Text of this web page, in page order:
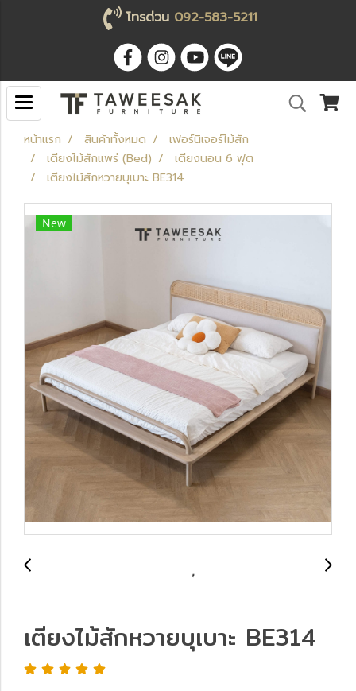
โทรด่วน 092-583-5211
หน้าแรก สินค้าทั้งหมด
เฟอร์นิเจอร์ไม้สัก
เตียงไม้สักแพร่ (Bed)
เตียงนอน 6 ฟุต
เตียงไม้สักหวายบุเบาะ BE314
New
เตียงไม้สักหวายบุเบาะ BE314